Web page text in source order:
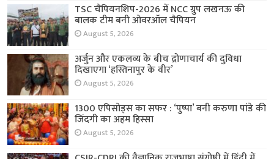
TSC चैंपियनशिप-2026 में NCC ग्रुप लखनऊ की
बालक टीम बनी ओवरऑल चैंपियन
August 5, 2026
अर्जुन और एकलव्य के बीच द्रोणाचार्य की दुविधा
दिखाएगा ‘हस्तिनापुर के वीर’
August 5, 2026
1300 एपिसोड्स का सफर : ‘पुष्पा’ बनी करुणा पांडे की
जिंदगी का अहम हिस्सा
August 5, 2026